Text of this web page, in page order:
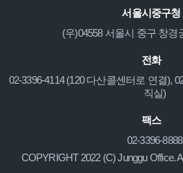
서울시중구청
(우)04558 서울시 중구 창경
전화
02-3396-4114 (120 다산콜센터로 연결),
직실)
팩스
02-3396-8888
COPYRIGHT 2022 (C) Junggu Office.